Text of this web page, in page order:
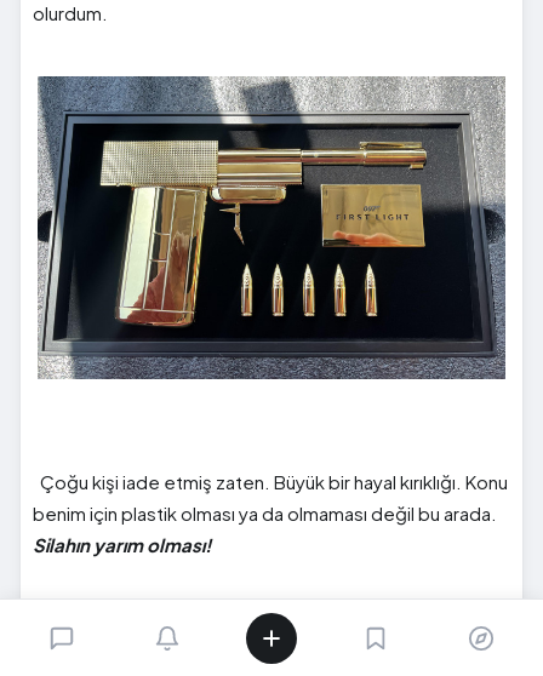
olurdum.
Çoğu kişi iade etmiş zaten. Büyük bir hayal kırıklığı. Konu
benim için plastik olması ya da olmaması değil bu arada.
Silahın yarım olması!